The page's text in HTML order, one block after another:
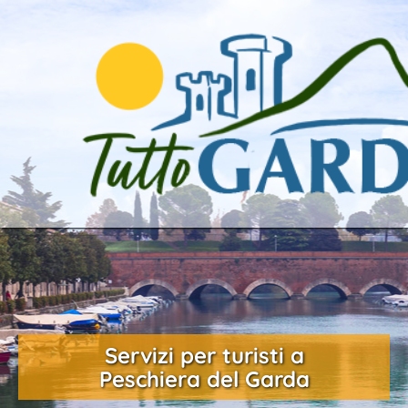
Servizi per turisti a
Peschiera del Garda